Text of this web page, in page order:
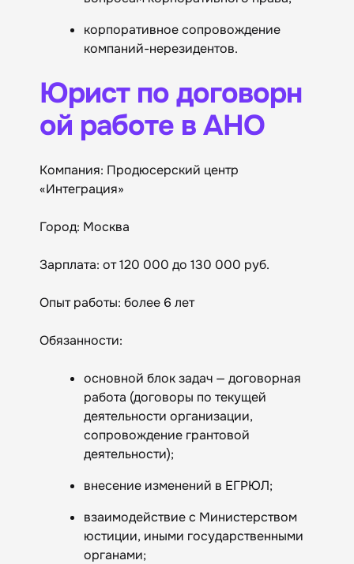
корпоративное сопровождение
компаний-нерезидентов.
Юрист по договорн
ой работе в АНО
Компания: Продюсерский центр
«Интеграция»
Город: Москва
Зарплата: от 120 000 до 130 000 руб.
Опыт работы: более 6 лет
Обязанности:
основной блок задач — договорная
работа (договоры по текущей
деятельности организации,
сопровождение грантовой
деятельности);
внесение изменений в ЕГРЮЛ;
взаимодействие с Министерством
юстиции, иными государственными
органами;